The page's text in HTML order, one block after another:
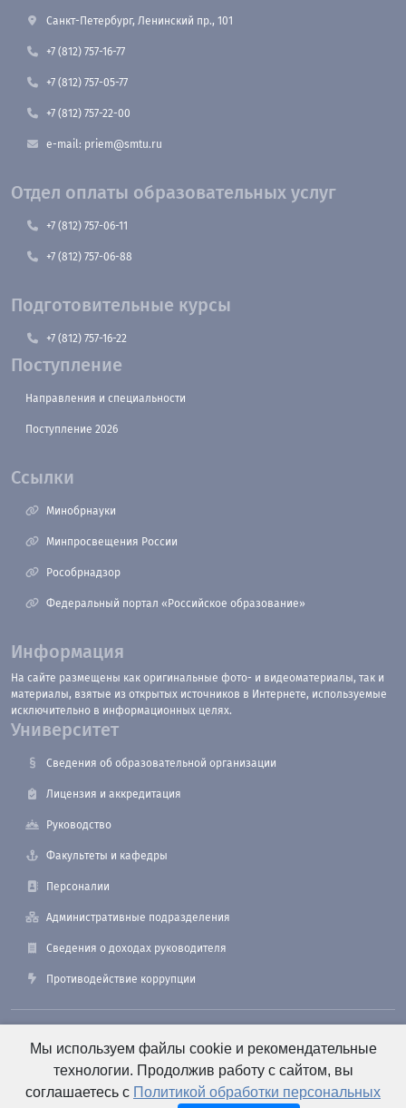
Санкт-Петербург, Ленинский пр., 101
+7 (812) 757-16-77
+7 (812) 757-05-77
+7 (812) 757-22-00
e-mail: priem@smtu.ru
Отдел оплаты образовательных услуг
+7 (812) 757-06-11
+7 (812) 757-06-88
Подготовительные курсы
+7 (812) 757-16-22
Поступление
Направления и специальности
Поступление 2026
Ссылки
Минобрнауки
Минпросвещения России
Рособрнадзор
Федеральный портал «Российское образование»
Информация
На сайте размещены как оригинальные фото- и видеоматериалы, так и
материалы, взятые из открытых источников в Интернете, используемые
исключительно в информационных целях.
Университет
Сведения об образовательной организации
Лицензия и аккредитация
Руководство
Факультеты и кафедры
Персоналии
Административные подразделения
Сведения о доходах руководителя
Противодействие коррупции
190121, Санкт-Петербург, ул. Лоцманская, 3
Мы используем файлы cookie и рекомендательные
технологии. Продолжив работу с сайтом, вы
соглашаетесь с Политикой обработки персональных